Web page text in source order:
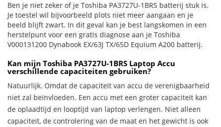
Ben je niet zeker of je Toshiba PA3727U-1BRS batterij stuk is.
Je toestel wil bijvoorbeeld plots niet meer aangaan en je
beeld blijft zwart. In dit geval kan je best langskomen in een
herstelpunt voor een gratis diagnose aan je Toshiba
V000131200 Dynabook EX/63J TX/65D Equium A200 batterij.
Kan mijn Toshiba PA3727U-1BRS Laptop Accu
verschillende capaciteiten gebruiken?
Natuurlijk. Omdat de capaciteit van accu de verenigbaarheid
niet zal beïnvloeden. Een accu met een groter capaciteit kan
de oplaadtijd en looptijd van laptop verlengen. Niet alleen
capaciteit, de controlering van de maat en het gewicht is ook